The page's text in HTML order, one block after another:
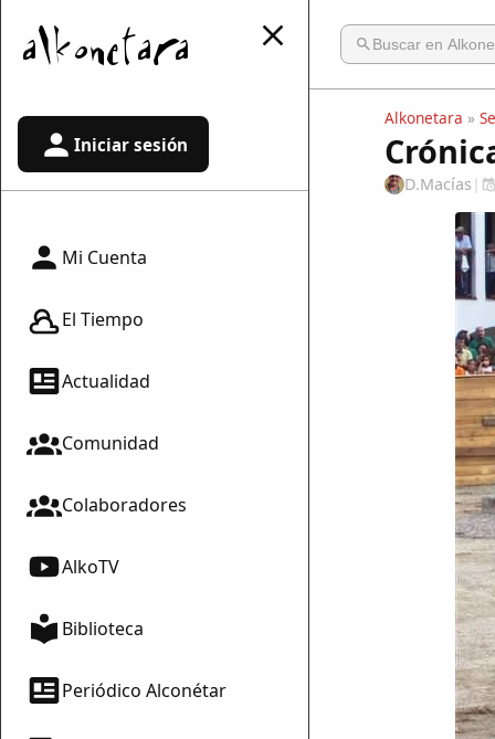
Iniciar sesión
Mi Cuenta
El Tiempo
Actualidad
Comunidad
Colaboradores
AlkoTV
Biblioteca
Periódico Alconétar
Alkonetara »
D.Macías |